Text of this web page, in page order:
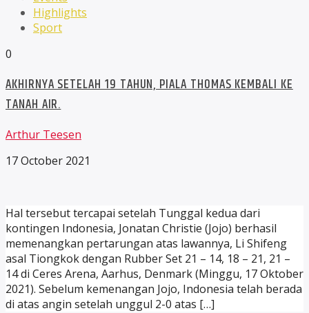
Highlights
Sport
0
AKHIRNYA SETELAH 19 TAHUN, PIALA THOMAS KEMBALI KE
TANAH AIR.
Arthur Teesen
17 October 2021
Hal tersebut tercapai setelah Tunggal kedua dari
kontingen Indonesia, Jonatan Christie (Jojo) berhasil
memenangkan pertarungan atas lawannya, Li Shifeng
asal Tiongkok dengan Rubber Set 21 – 14, 18 – 21, 21 –
14 di Ceres Arena, Aarhus, Denmark (Minggu, 17 Oktober
2021). Sebelum kemenangan Jojo, Indonesia telah berada
di atas angin setelah unggul 2-0 atas […]